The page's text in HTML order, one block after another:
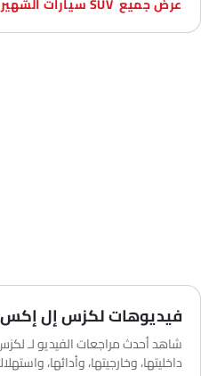
فيديوهات لكزس إل إكس
شاهد أحدث مراجعات الفيديو لـ
داخليتها، وخارجيتها، وأدائها،